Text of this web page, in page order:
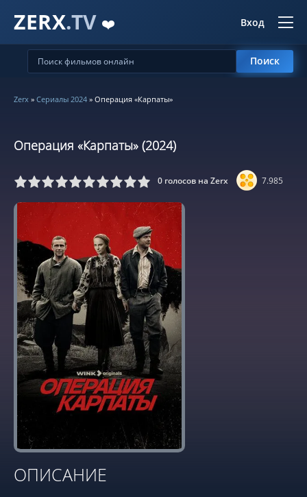
ZERX.TV ❤️ Вход
Поиск
Zerx » Сериалы 2024 » Операция «Карпаты»
Операция «Карпаты» (2024)
6 7 8 9 10 0 голосов на Zerx 7.985
ОПИСАНИЕ